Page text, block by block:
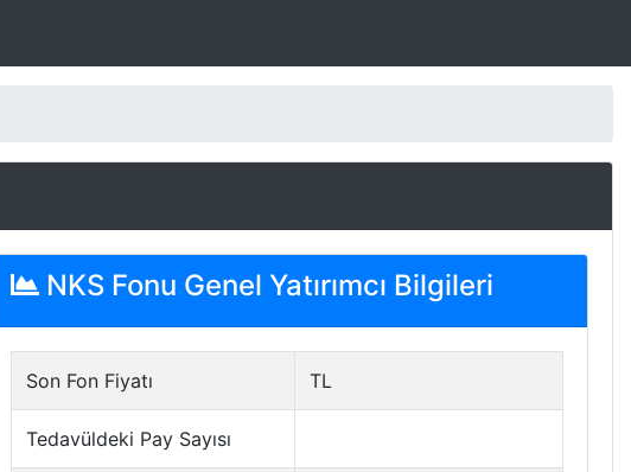
NKS Fonu Genel Yatırımcı Bilgileri
Son Fon Fiyatı TL
Tedavüldeki Pay Sayısı